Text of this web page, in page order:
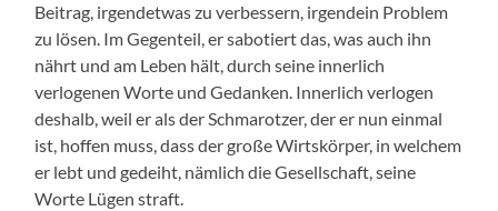
Beitrag, irgendetwas zu verbessern, irgendein Problem
zu lösen. Im Gegenteil, er sabotiert das, was auch ihn
nährt und am Leben hält, durch seine innerlich
verlogenen Worte und Gedanken. Innerlich verlogen
deshalb, weil er als der Schmarotzer, der er nun einmal
ist, hoffen muss, dass der große Wirtskörper, in welchem
er lebt und gedeiht, nämlich die Gesellschaft, seine
Worte Lügen straft.